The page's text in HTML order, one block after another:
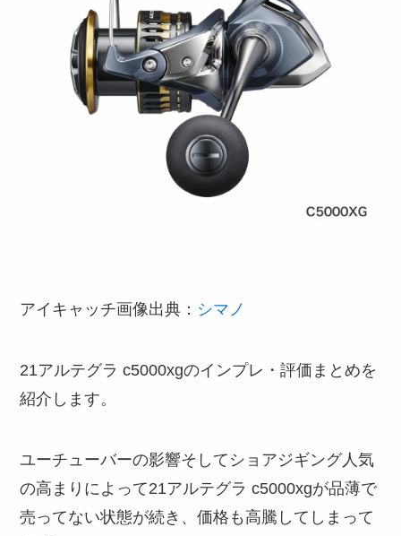
アイキャッチ画像出典： シマノ
21アルテグラ c5000xgのインプレ・評価まとめを
紹介します。
ユーチューバーの影響そしてショアジギング人気
の高まりによって21アルテグラ c5000xgが品薄で
売ってない状態が続き、価格も高騰してしまって